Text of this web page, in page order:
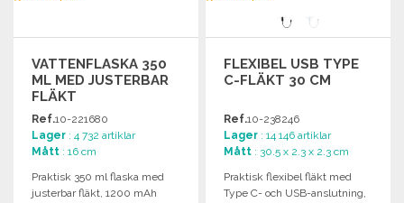
VATTENFLASKA 350
ML MED JUSTERBAR
FLÄKT
Ref.10-221680
Lager : 4 732 artiklar
Mått : 16 cm
Praktisk 350 ml flaska med
justerbar fläkt, 1200 mAh
FLEXIBEL USB TYPE
C-FLÄKT 30 CM
Ref.10-238246
Lager : 14 146 artiklar
Mått : 30.5 x 2.3 x 2.3 cm
Praktisk flexibel fläkt med
Type C- och USB-anslutning,